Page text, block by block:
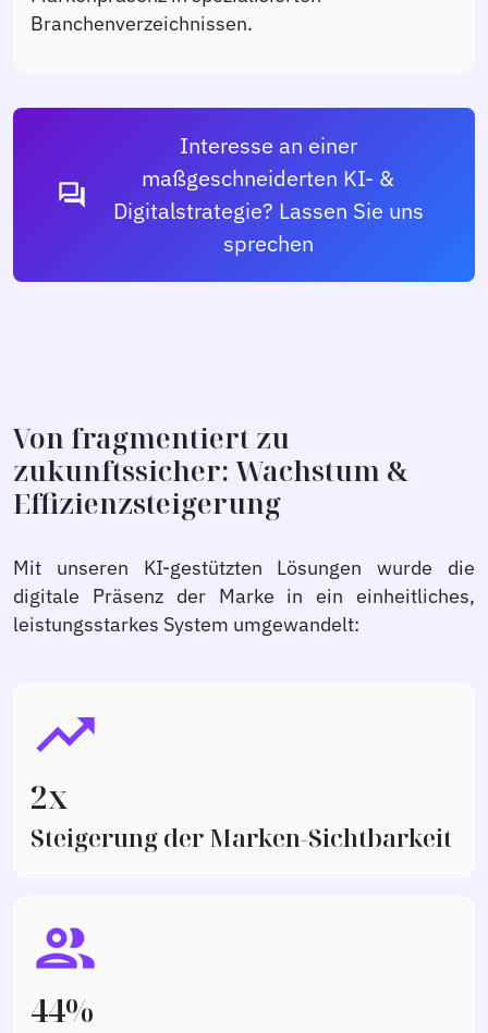
Branchenverzeichnissen.
forum
Interesse an einer
maßgeschneiderten KI- &
Digitalstrategie? Lassen Sie uns
sprechen
Von fragmentiert zu
zukunftssicher: Wachstum &
Effizienzsteigerung
Mit unseren KI-gestützten Lösungen wurde die
digitale Präsenz der Marke in ein einheitliches,
leistungsstarkes System umgewandelt:
trending_up
2x
Steigerung der Marken-Sichtbarkeit
people
46%